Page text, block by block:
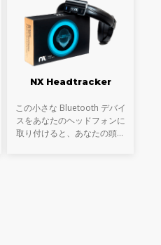
モデリングし、ステレオとサ
ラウンド・モニタリ
NX Headtracker
この小さな Bluetooth デバイ
スをあなたのヘッドフォンに
取り付けると、あなたの頭の